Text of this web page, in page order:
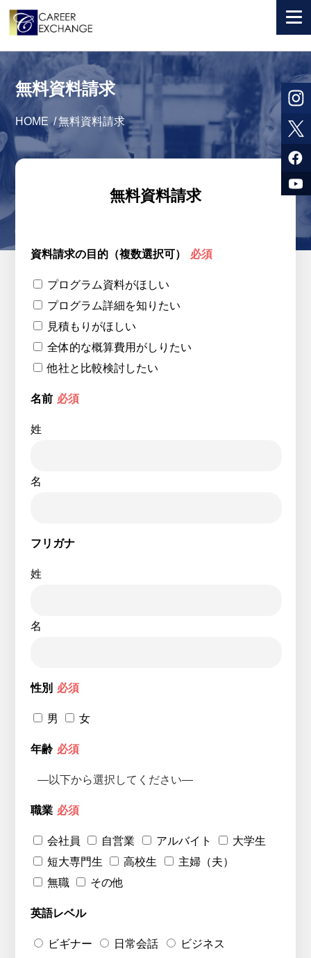
+ 国から選ぶ
+ 目的から選ぶ
求人検索
参加者体験談
+ 会社情報
カウンセラー募集
無料資料請求
HOME /無料資料請求
無料資料請求
資料請求の目的（複数選択可） 必須
プログラム資料がほしい
プログラム詳細を知りたい
見積もりがほしい
全体的な概算費用がしりたい
他社と比較検討したい
名前 必須
姓
名
フリガナ
姓
名
性別 必須
男 女
年齢 必須
職業 必須
会社員 自営業 アルバイト
大学生
短大専門生
高校生
主婦（夫）
無職
その他
英語レベル
ビギナー 日常会話
ビジネス